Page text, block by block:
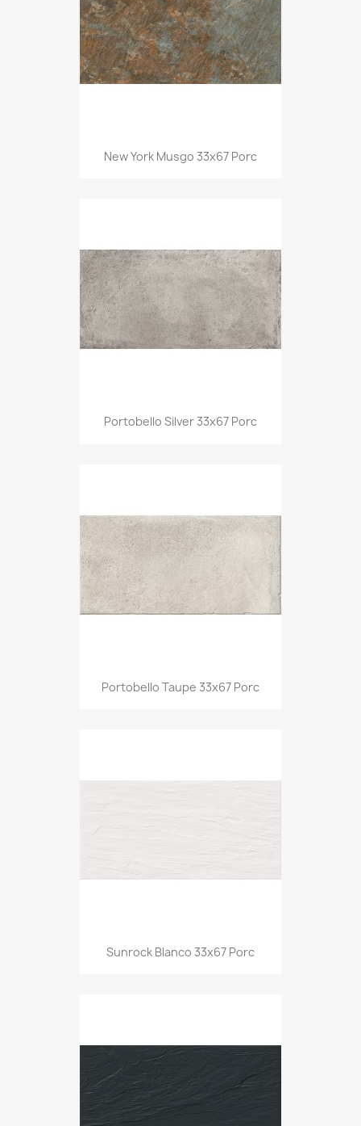
New York Musgo 33x67 Porc
Portobello Silver 33x67 Porc
Portobello Taupe 33x67 Porc
Sunrock Blanco 33x67 Porc